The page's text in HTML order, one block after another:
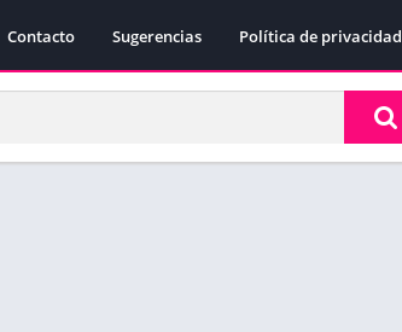
Contacto Sugerencias Política de privacidad